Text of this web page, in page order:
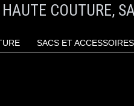
HAUTE COUTURE,
SACS ET ACCESSOIRES